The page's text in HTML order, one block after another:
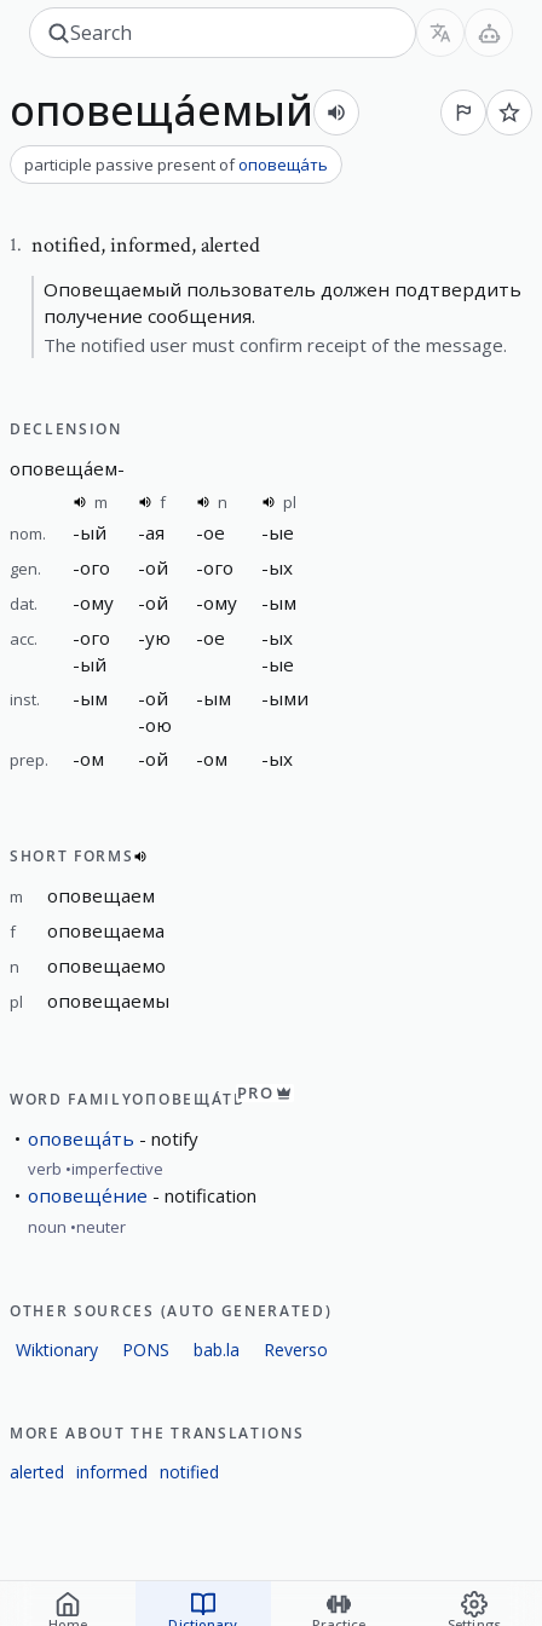
оповеща́емый
participle passive present ofоповеща́ть
1. notified,informed, alerted
Оповещаемый пользователь должен подтвердить
получение сообщения.
The notified user must confirm receipt of the message.
DECLENSION
оповеща́ем-
m f n
pl
nom.
-ый -ая -ое -ые
gen. -ого -ой -ого -ых
dat. -ому -ой -ому -ым
acc. -ого
-ый
-ую -ое -ых
-ые
inst. -ым -ой
-ою
-ым -ыми
prep. -ом -ой -ом -ых
SHORT FORMS
m оповещаем
f оповещаема
n оповещаемо
pl оповещаемы
WORD FAMILYОПОВЕЩА́ТЬPRO
оповеща́ть notify
verb imperfective
оповеще́ние notification
noun neuter
OTHER SOURCES (AUTO GENERATED)
Wiktionary PONS bab.la Reverso
MORE ABOUT THE TRANSLATIONS
alerted informed notified